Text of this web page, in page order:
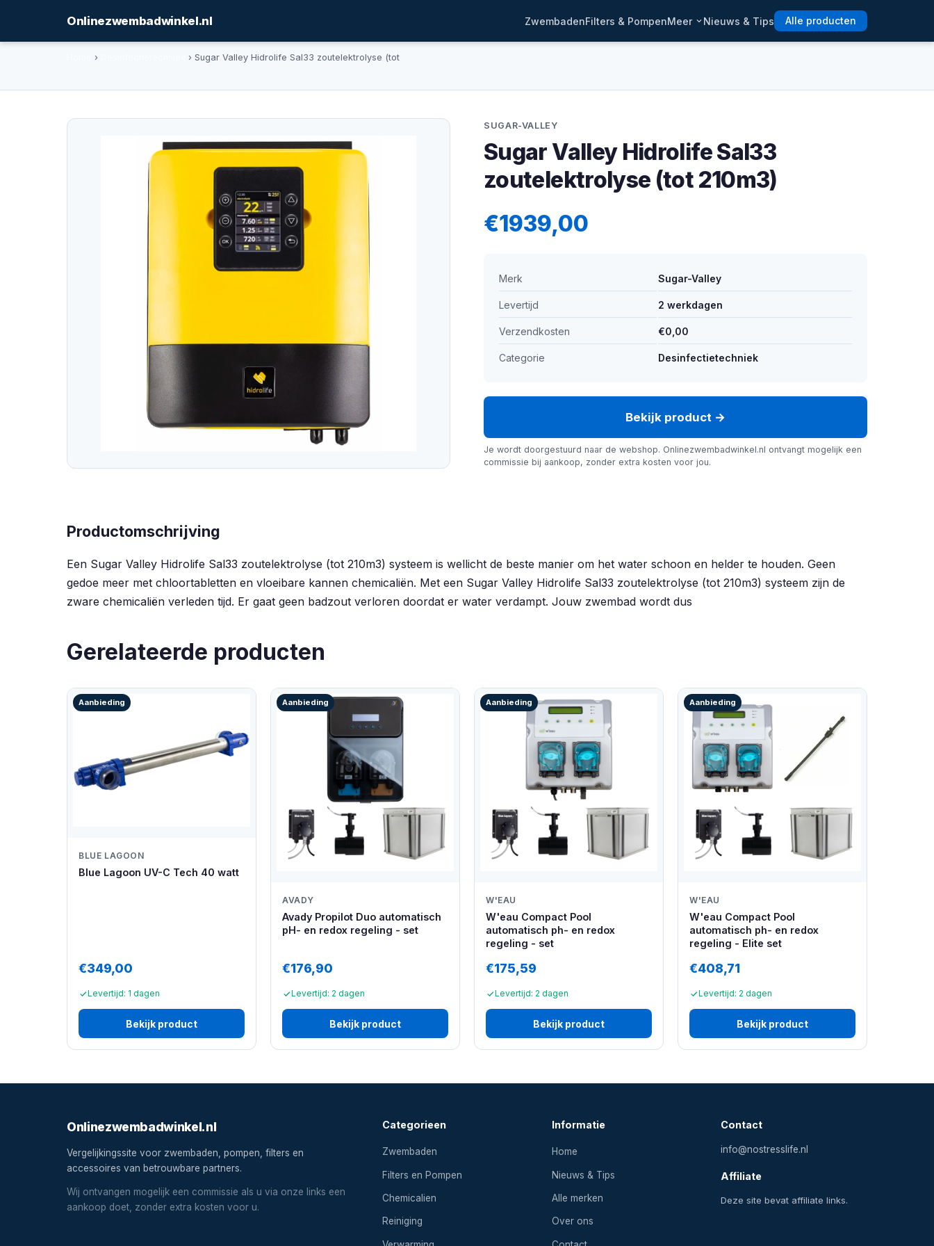
Onlinezwembadwinkel.nl ZwembadenFilters & PompenMeer Nieuws & Tips Alle producten
› › Sugar Valley Hidrolife Sal33 zoutelektrolyse (tot
SUGAR-VALLEY
Sugar Valley Hidrolife Sal33
zoutelektrolyse (tot 210m3)
€1939,00
Merk Sugar-Valley
Levertijd 2 werkdagen
Verzendkosten €0,00
Categorie Desinfectietechniek
Bekijk product →
Je wordt doorgestuurd naar de webshop. Onlinezwembadwinkel.nl ontvangt mogelijk een
commissie bij aankoop, zonder extra kosten voor jou.
Productomschrijving
Een Sugar Valley Hidrolife Sal33 zoutelektrolyse (tot 210m3) systeem is wellicht de beste manier om het water schoon en helder te houden. Geen
gedoe meer met chloortabletten en vloeibare kannen chemicaliën. Met een Sugar Valley Hidrolife Sal33 zoutelektrolyse (tot 210m3) systeem zijn de
zware chemicaliën verleden tijd. Er gaat geen badzout verloren doordat er water verdampt. Jouw zwembad wordt dus
Gerelateerde producten
Aanbieding
BLUE LAGOON
Blue Lagoon UV-C Tech 40 watt
€349,00
Levertijd: 1 dagen
Bekijk product
Aanbieding
AVADY
Avady Propilot Duo automatisch
pH- en redox regeling - set
€176,90
Levertijd: 2 dagen
Bekijk product
Aanbieding
W'EAU
W'eau Compact Pool
automatisch ph- en redox
regeling - set
€175,59
Levertijd: 2 dagen
Bekijk product
Aanbieding
W'EAU
W'eau Compact Pool
automatisch ph- en redox
regeling - Elite set
€408,71
Levertijd: 2 dagen
Bekijk product
Onlinezwembadwinkel.nl
Vergelijkingssite voor zwembaden, pompen, filters en
accessoires van betrouwbare partners.
Wij ontvangen mogelijk een commissie als u via onze links een
aankoop doet, zonder extra kosten voor u.
Categorieen
Zwembaden
Filters en Pompen
Chemicalien
Reiniging
Informatie
Home
Nieuws & Tips
Alle merken
Over ons
Contact
info@nostresslife.nl
Affiliate
Deze site bevat affiliate links.